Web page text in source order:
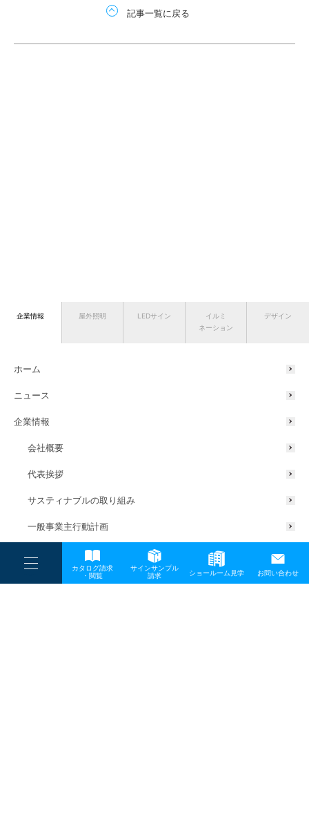
----
----
-
カタログ請求
・閲覧
サインサンプル
請求
ショールーム見学 お問い合わせ
企業情報 屋外照明 LEDサイン
イルミ
ネーション
デザイン
ホーム
ニュース
企業情報
会社概要
代表挨拶
サスティナブルの取り組み
一般事業主行動計画
記事一覧に戻る